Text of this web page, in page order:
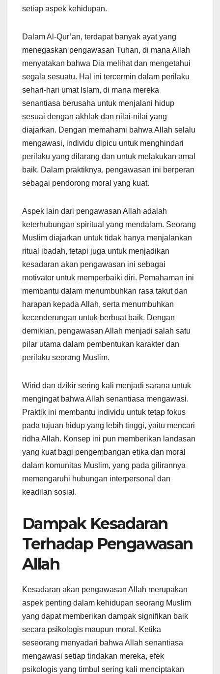
setiap aspek kehidupan.
Dalam Al-Qur’an, terdapat banyak ayat yang
menegaskan pengawasan Tuhan, di mana Allah
menyatakan bahwa Dia melihat dan mengetahui
segala sesuatu. Hal ini tercermin dalam perilaku
sehari-hari umat Islam, di mana mereka
senantiasa berusaha untuk menjalani hidup
sesuai dengan akhlak dan nilai-nilai yang
diajarkan. Dengan memahami bahwa Allah selalu
mengawasi, individu dipicu untuk menghindari
perilaku yang dilarang dan untuk melakukan amal
baik. Dalam praktiknya, pengawasan ini berperan
sebagai pendorong moral yang kuat.
Aspek lain dari pengawasan Allah adalah
keterhubungan spiritual yang mendalam. Seorang
Muslim diajarkan untuk tidak hanya menjalankan
ritual ibadah, tetapi juga untuk menjadikan
kesadaran akan pengawasan ini sebagai
motivator untuk memperbaiki diri. Pemahaman ini
membantu dalam menumbuhkan rasa takut dan
harapan kepada Allah, serta menumbuhkan
kecenderungan untuk berbuat baik. Dengan
demikian, pengawasan Allah menjadi salah satu
pilar utama dalam pembentukan karakter dan
perilaku seorang Muslim.
Wirid dan dzikir sering kali menjadi sarana untuk
mengingat bahwa Allah senantiasa mengawasi.
Praktik ini membantu individu untuk tetap fokus
pada tujuan hidup yang lebih tinggi, yaitu mencari
ridha Allah. Konsep ini pun memberikan landasan
yang kuat bagi pengembangan etika dan moral
dalam komunitas Muslim, yang pada gilirannya
memengaruhi hubungan interpersonal dan
keadilan sosial.
Dampak Kesadaran
Terhadap Pengawasan
Allah
Kesadaran akan pengawasan Allah merupakan
aspek penting dalam kehidupan seorang Muslim
yang dapat memberikan dampak signifikan baik
secara psikologis maupun moral. Ketika
seseorang menyadari bahwa Allah senantiasa
mengawasi setiap tindakan mereka, efek
psikologis yang timbul sering kali menciptakan